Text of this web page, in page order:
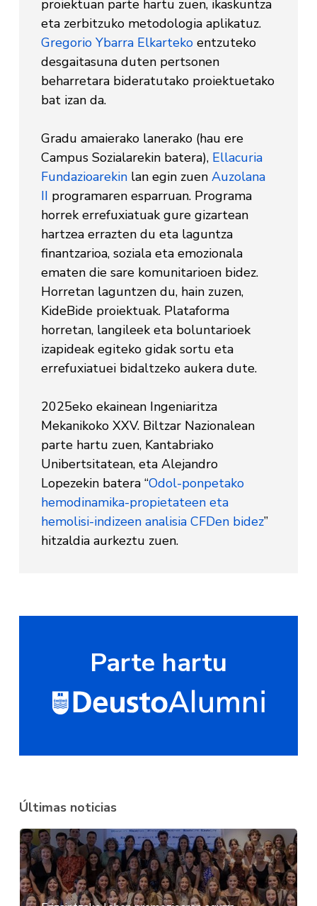
proiektuan parte hartu zuen, ikaskuntza
eta zerbitzuko metodologia aplikatuz.
Gregorio Ybarra Elkarteko entzuteko
desgaitasuna duten pertsonen
beharretara bideratutako proiektuetako
bat izan da.
Gradu amaierako lanerako (hau ere
Campus Sozialarekin batera), Ellacuria
Fundazioarekin lan egin zuenAuzolana
II programaren esparruan. Programa
horrek errefuxiatuak gure gizartean
hartzea errazten du eta laguntza
finantzarioa, soziala eta emozionala
ematen die sare komunitarioen bidez.
Horretan laguntzen du, hain zuzen,
KideBide proiektuak. Plataforma
horretan, langileek eta boluntarioek
izapideak egiteko gidak sortu eta
errefuxiatuei bidaltzeko aukera dute.
2025eko ekainean Ingeniaritza
Mekanikoko XXV. Biltzar Nazionalean
parte hartu zuen, Kantabriako
Unibertsitatean, eta Alejandro
Lopezekin batera “Odol-ponpetako
hemodinamika-propietateen eta
hemolisi-indizeen analisia CFDen bidez”
hitzaldia aurkeztu zuen.
Parte hartu
Últimas noticias